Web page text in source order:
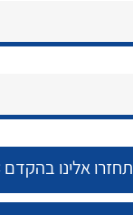
אודות
צור קשר